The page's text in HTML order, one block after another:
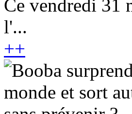
Ce vendredi 31
l'...
++